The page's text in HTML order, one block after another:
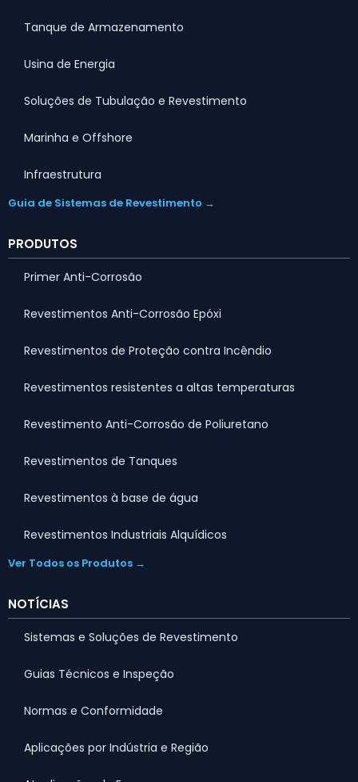
Tanque de Armazenamento
Usina de Energia
Soluções de Tubulação e Revestimento
Marinha e Offshore
Infraestrutura
Guia de Sistemas de Revestimento →
PRODUTOS
Primer Anti-Corrosão
Revestimentos Anti-Corrosão Epóxi
Revestimentos de Proteção contra Incêndio
Revestimentos resistentes a altas temperaturas
Revestimento Anti-Corrosão de Poliuretano
Revestimentos de Tanques
Revestimentos à base de água
Revestimentos Industriais Alquídicos
Ver Todos os Produtos →
NOTÍCIAS
Sistemas e Soluções de Revestimento
Guias Técnicos e Inspeção
Normas e Conformidade
Aplicações por Indústria e Região